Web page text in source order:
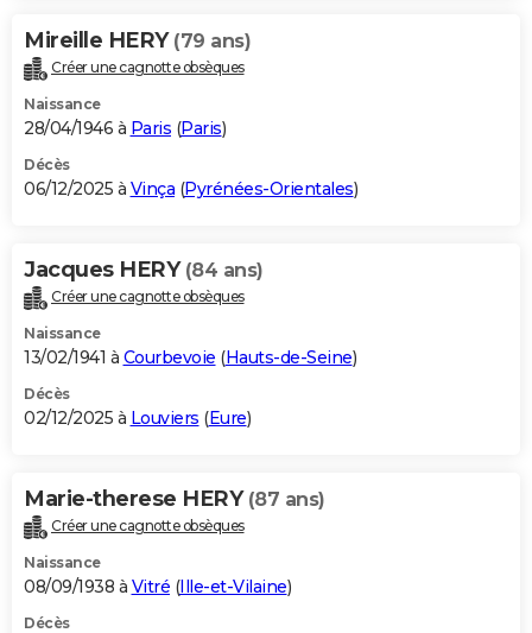
Mireille HERY (79 ans)
Créer une cagnotte obsèques
Naissance
28/04/1946 à Paris (Paris)
Décès
06/12/2025 à Vinça (Pyrénées-Orientales)
Jacques HERY (84 ans)
Créer une cagnotte obsèques
Naissance
13/02/1941 à Courbevoie (Hauts-de-Seine)
Décès
02/12/2025 à Louviers (Eure)
Marie-therese HERY (87 ans)
Créer une cagnotte obsèques
Naissance
08/09/1938 à Vitré (Ille-et-Vilaine)
Décès